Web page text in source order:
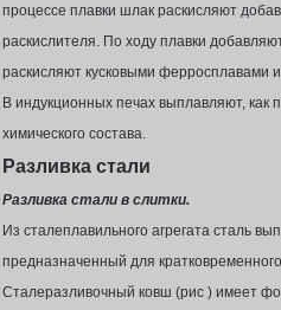
процессе плавки шлак раскисляют
раскислителя. По ходу плавки
раскисляют кусковыми ферросплавами
В индукционных печах выплавляют, как
химического состава.
Разливка стали
Разливка стали в слитки.
Из сталеплавильного агрегата сталь
предназначенный для
Сталеразливочный ковш (рис ) имеет